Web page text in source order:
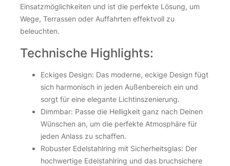
Einsatzmöglichkeiten und ist die perfekte Lösung, um
Wege, Terrassen oder Auffahrten effektvoll zu
beleuchten.
Technische Highlights:
Eckiges Design: Das moderne, eckige Design fügt
sich harmonisch in jeden Außenbereich ein und
sorgt für eine elegante Lichtinszenierung.
Dimmbar: Passe die Helligkeit ganz nach Deinen
Wünschen an, um die perfekte Atmosphäre für
jeden Anlass zu schaffen.
Robuster Edelstahlring mit Sicherheitsglas: Der
hochwertige Edelstahlring und das bruchsichere